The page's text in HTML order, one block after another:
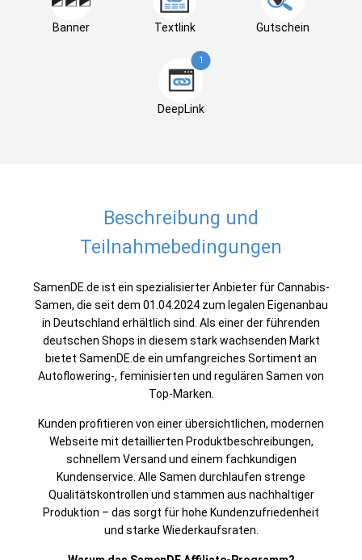
Banner Textlink Gutschein
1
DeepLink
Beschreibung und
Teilnahmebedingungen
SamenDE.de ist ein spezialisierter Anbieter für Cannabis-
Samen, die seit dem 01.04.2024 zum legalen Eigenanbau
in Deutschland erhältlich sind. Als einer der führenden
deutschen Shops in diesem stark wachsenden Markt
bietet SamenDE.de ein umfangreiches Sortiment an
Autoflowering-, feminisierten und regulären Samen von
Top-Marken.
Kunden profitieren von einer übersichtlichen, modernen
Webseite mit detaillierten Produktbeschreibungen,
schnellem Versand und einem fachkundigen
Kundenservice. Alle Samen durchlaufen strenge
Qualitätskontrollen und stammen aus nachhaltiger
Produktion – das sorgt für hohe Kundenzufriedenheit
und starke Wiederkaufsraten.